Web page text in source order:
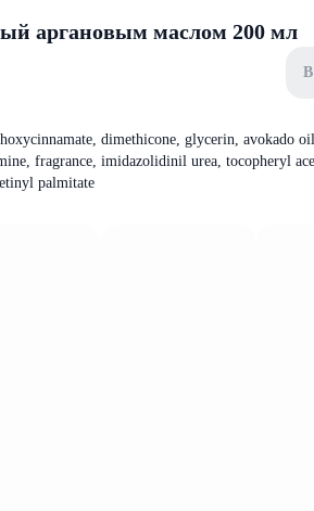
аргановым маслом 200 мл
В
dimethicone, glycerin, avokado
fragrance, imidazolidinil urea, tocopheryl
palmitate